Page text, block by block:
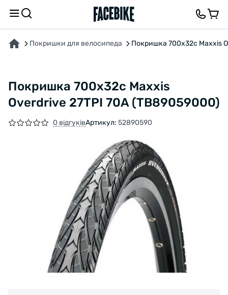
Покришки для велосипеда Покришка 700x32c Maxxis
Покришка 700x32c Maxxis
Overdrive 27TPI 70A (TB89059000)
0 відгуківАртикул: 52890590
ПРО ТОВАР ХАРАКТЕРИСТИКИОПИС ВІДГУКИ ТА ЗАПИТАННЯ